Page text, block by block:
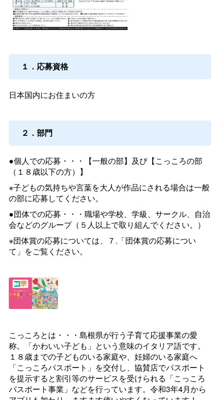
１．応募資格
日本国内にお住まいの方
２．部門
●個人での応募・・・【一般の部】及び【こっころの部
（１８歳以下の方）】
※子どもの気持ちや言葉を大人が作品にされる場合は一般
の部に応募してください。
●団体での応募・・・職場や学校、学級、サークル、自治
会などのグループ（５人以上で取り組んでください。）
※団体賞の応募については、７.「団体賞の応募につい
て」をご覧ください。
こっころとは・・・島根県が行う子育て応援事業の愛
称。「かわいい子ども」という意味のイタリア語です。
１８歳までの子どものいる家庭や、妊婦のいる家庭へ
「こっころパスポート」を交付し、協賛店でパスポート
を提示すると割引等のサービスを受けられる「こっころ
パスポート事業」などを行っています。令和3年4月から